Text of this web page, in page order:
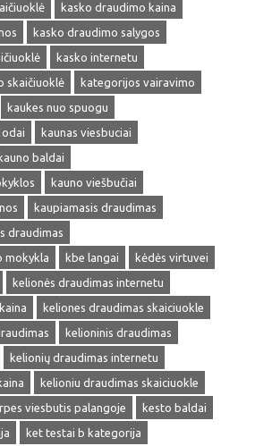
kasko draudimo kaina
kasko draudimo salygos
kasko internetu
skaičiuoklė
kategorijos vairavimo
kaukes nuo spuogu
odai
kaunas viesbuciai
kauno baldai
kauno viešbučiai
kaupiamasis draudimas
draudimas
mokykla
kbe langai
kėdės virtuvei
kelionės draudimas internetu
keliones draudimas skaiciuokle
kelioninis draudimas
kelionių draudimas internetu
kelioniu draudimas skaiciuokle
viesbutis palangoje
kesto baldai
ket testai b kategorija